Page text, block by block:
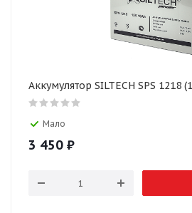
Аккумулятор SILTECH SPS 1218
Мало
3 450 ₽